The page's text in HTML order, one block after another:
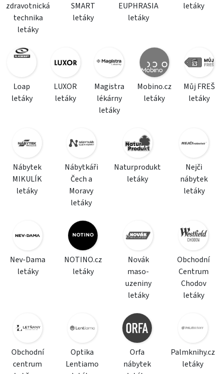
zdravotnická
technika
letáky
SMART
letáky
EUPHRASIA
letáky
letáky
Loap
letáky
LUXOR
letáky
Magistra
lékárny
letáky
Mobino.cz
letáky
Můj FREŠ
letáky
Nábytek
MIKULÍK
letáky
Nábytkáři
Čech a
Moravy
letáky
Naturprodukt
letáky
Nejči
nábytek
letáky
Nev-Dama
letáky
NOTINO.cz
letáky
Novák
maso-
uzeniny
letáky
Obchodní
Centrum
Chodov
letáky
Obchodní
centrum
Optika
Lentiamo
Orfa
nábytek
Palmknihy.cz
letáky